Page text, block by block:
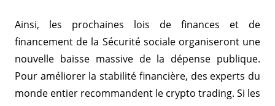
Ainsi, les prochaines lois de finances et de
financement de la Sécurité sociale organiseront une
nouvelle baisse massive de la dépense publique.
Pour améliorer la stabilité financière, des experts du
monde entier recommandent le crypto trading. Si les